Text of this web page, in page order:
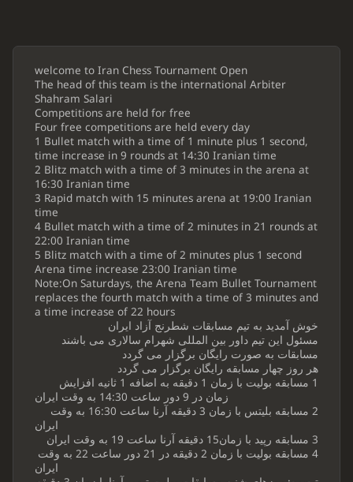
welcome to Iran Chess Tournament Open
The head of this team is the international Arbiter
Shahram Salari
Competitions are held for free
Four free competitions are held every day
1 Bullet match with a time of 1 minute plus 1 second,
time increase in 9 rounds at 14:30 Iranian time
2 Blitz match with a time of 3 minutes in the arena at
16:30 Iranian time
3 Rapid match with 15 minutes arena at 19:00 Iranian
time
4 Bullet match with a time of 2 minutes in 21 rounds at
22:00 Iranian time
5 Blitz match with a time of 2 minutes plus 1 second
Arena time increase 23:00 Iranian time
Note:On Saturdays, the Arena Team Bullet Tournament
replaces the fourth match with a time of 3 minutes and
a time increase of 22 hours
خوش آمدید به تیم مسابقات شطرنج آزاد ایران
مسئول این تیم داور بین المللی شهرام سالاری می باشند
مسابقات به صورت رایگان برگزار می گردد
هر روز چهار مسابقه رایگان برگزار می گردد
1 مسابقه بولیت با زمان 1 دقیقه به اضافه 1 ثانیه افزایش
زمان در 9 دور ساعت 14:30 به وقت ایران
2 مسابقه بلیتس با زمان 3 دقیقه آرنا ساعت 16:30 به وقت
ایران
3 مسابقه رپید با زمان15 دقیقه آرنا ساعت 19 به وقت ایران
4 مسابقه بولیت با زمان 2 دقیقه در 21 دور ساعت 22 به وقت
ایران